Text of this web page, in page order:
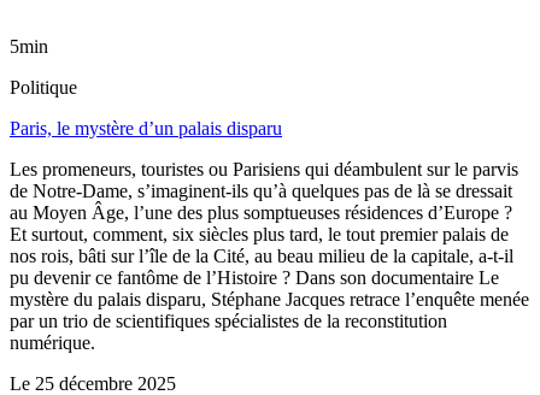
5min
Politique
Paris, le mystère d’un palais disparu
Les promeneurs, touristes ou Parisiens qui déambulent sur le parvis
de Notre-Dame, s’imaginent-ils qu’à quelques pas de là se dressait
au Moyen Âge, l’une des plus somptueuses résidences d’Europe ?
Et surtout, comment, six siècles plus tard, le tout premier palais de
nos rois, bâti sur l’île de la Cité, au beau milieu de la capitale, a-t-il
pu devenir ce fantôme de l’Histoire ? Dans son documentaire Le
mystère du palais disparu, Stéphane Jacques retrace l’enquête menée
par un trio de scientifiques spécialistes de la reconstitution
numérique.
Le 25 décembre 2025